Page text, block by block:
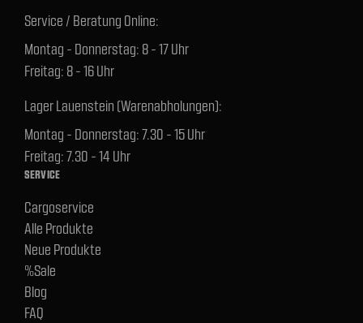
Service / Beratung Online:
Montag - Donnerstag: 8 - 17 Uhr
Freitag: 8 - 16 Uhr
Lager Lauenstein (Warenabholungen):
Montag - Donnerstag: 7.30 - 15 Uhr
Freitag: 7.30 - 14 Uhr
SERVICE
Cargoservice
Alle Produkte
Neue Produkte
%Sale
Blog
FAQ